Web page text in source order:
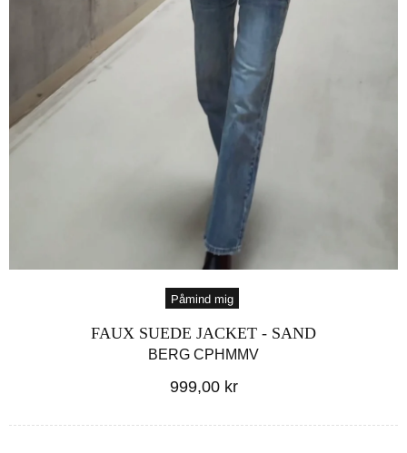
Påmind mig
FAUX SUEDE JACKET - SAND
BERG CPHMMV
999,00 kr